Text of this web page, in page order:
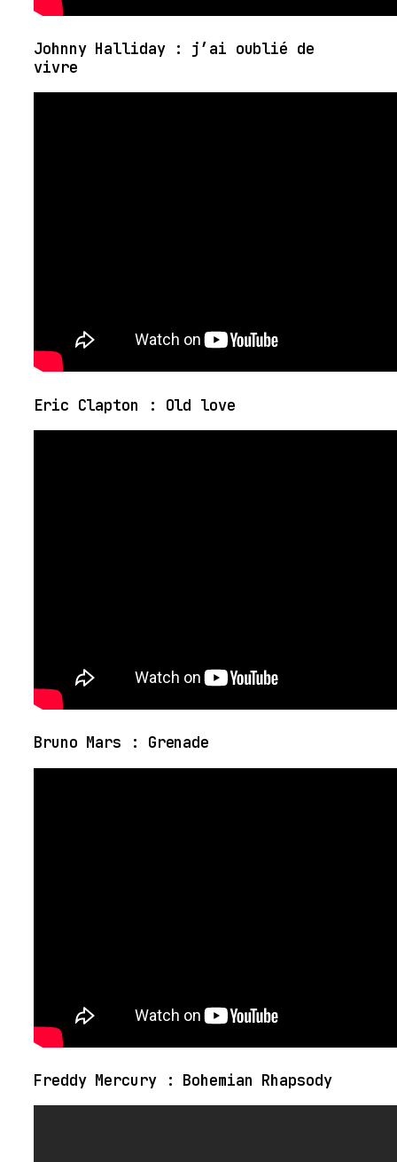
Johnny Halliday : j’ai oublié de
vivre
Eric Clapton : Old love
Bruno Mars : Grenade
Freddy Mercury : Bohemian Rhapsody